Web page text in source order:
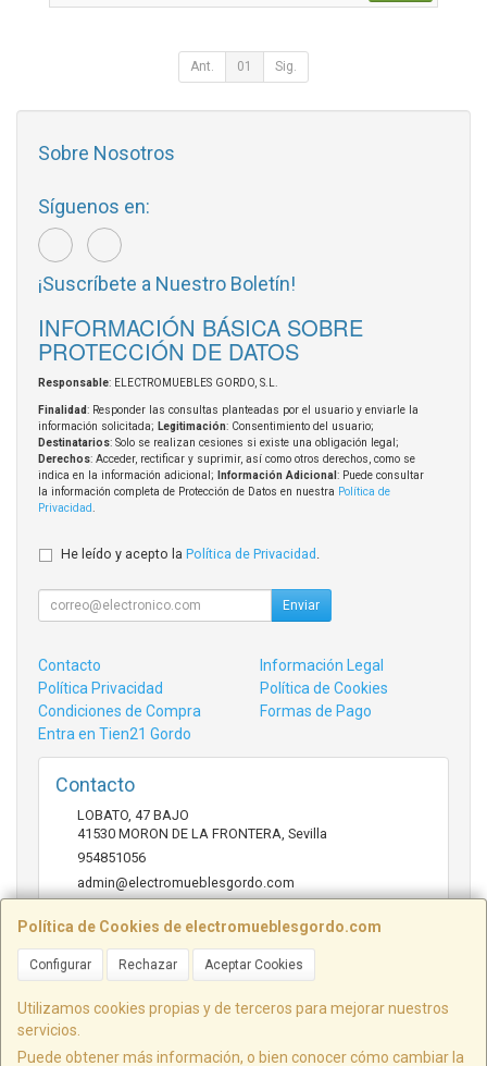
Ant. 01 Sig.
Política de Cookies de electromueblesgordo.com
Configurar Rechazar Aceptar Cookies
Utilizamos cookies propias y de terceros para mejorar nuestros
servicios.
Puede obtener más información, o bien conocer cómo cambiar la
Sobre Nosotros
Síguenos en:
¡Suscríbete a Nuestro Boletín!
INFORMACIÓN BÁSICA SOBRE
PROTECCIÓN DE DATOS
Responsable: ELECTROMUEBLES GORDO, S.L.
Finalidad: Responder las consultas planteadas por el usuario y enviarle la
información solicitada; Legitimación: Consentimiento del usuario;
Destinatarios: Solo se realizan cesiones si existe una obligación legal;
Derechos: Acceder, rectificar y suprimir, así como otros derechos, como se
indica en la información adicional;
Información Adicional : Puede consultar
la información completa de Protección de Datos en nuestra Política de
Privacidad.
He leído y acepto la Política de Privacidad .
Enviar
Contacto
Información Legal
Política Privacidad
Política de Cookies
Condiciones de Compra
Formas de Pago
Entra en Tien21 Gordo
Contacto
LOBATO, 47 BAJO
41530 MORON DE LA FRONTERA, Sevilla
954851056
admin@electromueblesgordo.com
Horario
cerrado.